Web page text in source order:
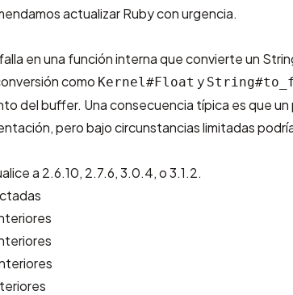
actualizar Ruby con urgencia.
en una función interna que convierte un
como Kernel#Float y
del buffer. Una consecuencia típica es que
pero bajo circunstancias limitadas
a 2.6.10, 2.7.6, 3.0.4, o 3.1.2.